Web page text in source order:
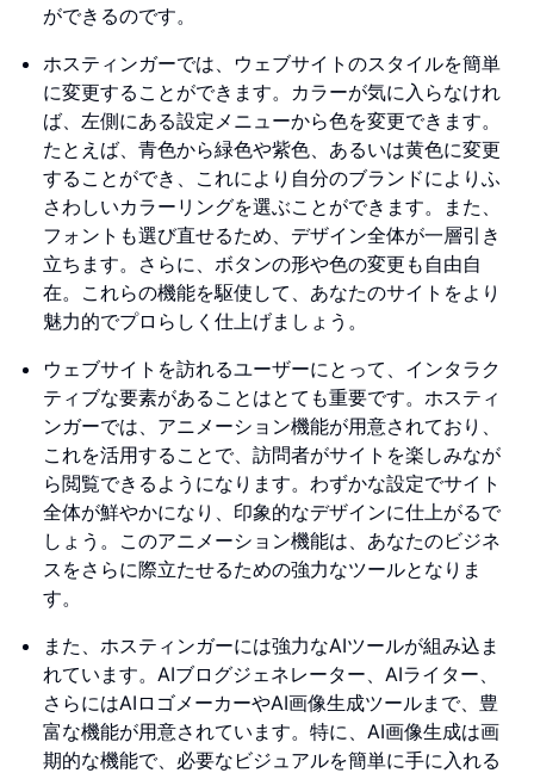
ができるのです。
ホスティンガーでは、ウェブサイトのスタイルを簡単
に変更することができます。カラーが気に入らなけれ
ば、左側にある設定メニューから色を変更できます。
たとえば、青色から緑色や紫色、あるいは黄色に変更
することができ、これにより自分のブランドによりふ
さわしいカラーリングを選ぶことができます。また、
フォントも選び直せるため、デザイン全体が一層引き
立ちます。さらに、ボタンの形や色の変更も自由自
在。これらの機能を駆使して、あなたのサイトをより
魅力的でプロらしく仕上げましょう。
ウェブサイトを訪れるユーザーにとって、インタラク
ティブな要素があることはとても重要です。ホスティ
ンガーでは、アニメーション機能が用意されており、
これを活用することで、訪問者がサイトを楽しみなが
ら閲覧できるようになります。わずかな設定でサイト
全体が鮮やかになり、印象的なデザインに仕上がるで
しょう。このアニメーション機能は、あなたのビジネ
スをさらに際立たせるための強力なツールとなりま
す。
また、ホスティンガーには強力なAIツールが組み込ま
れています。AIブログジェネレーター、AIライター、
さらにはAIロゴメーカーやAI画像生成ツールまで、豊
富な機能が用意されています。特に、AI画像生成は画
期的な機能で、必要なビジュアルを簡単に手に入れる